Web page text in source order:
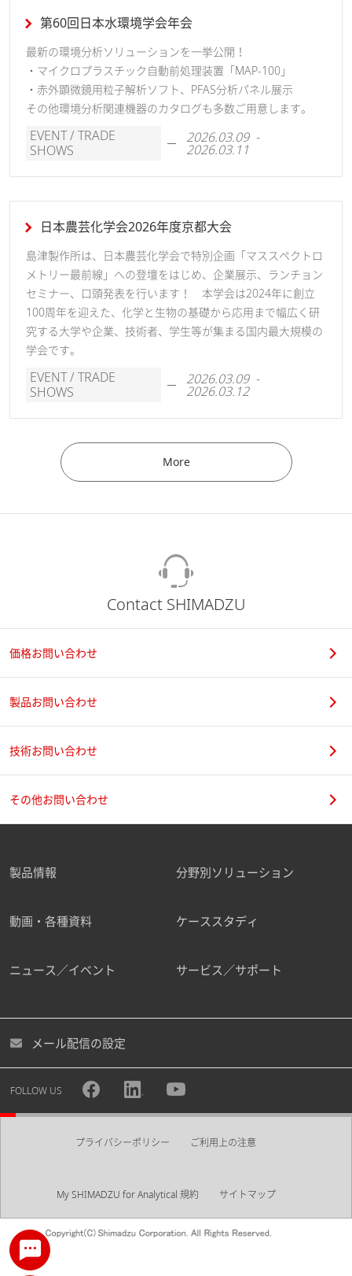
第60回日本水環境学会年会
最新の環境分析ソリューションを一挙公開！
・マイクロプラスチック自動前処理装置「MAP-100」
・赤外顕微鏡用粒子解析ソフト、PFAS分析パネル展示
その他環境分析関連機器のカタログも多数ご用意します。
EVENT / TRADE
SHOWS
2026.03.09 -
2026.03.11
日本農芸化学会2026年度京都大会
島津製作所は、日本農芸化学会で特別企画「マススペクトロ
メトリー最前線」への登壇をはじめ、企業展示、ランチョン
セミナー、口頭発表を行います！ 本学会は2024年に創立
100周年を迎えた、化学と生物の基礎から応用まで幅広く研
究する大学や企業、技術者、学生等が集まる国内最大規模の
学会です。
EVENT / TRADE
SHOWS
2026.03.09 -
2026.03.12
More
Contact SHIMADZU
価格お問い合わせ
製品お問い合わせ
技術お問い合わせ
その他お問い合わせ
製品情報 分野別ソリューション
動画・各種資料 ケーススタディ
ニュース／イベント サービス／サポート
メール配信の設定
FOLLOW US
プライバシーポリシー ご利用上の注意
My SHIMADZU for Analytical 規約 サイトマップ